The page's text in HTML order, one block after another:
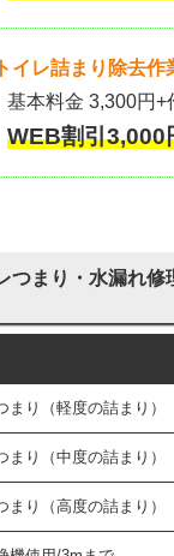
トイレ詰まり除去
基本料金 3,300円+
WEB割引
つまり・水漏れ
まり（軽度の詰まり）
まり（中度の詰まり）
まり（高度の詰まり）